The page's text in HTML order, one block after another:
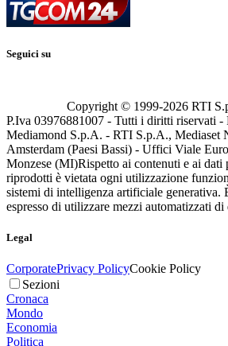
Seguici su
Copyright © 1999-2026 RTI
P.Iva 03976881007 - Tutti i diritti riservati -
Mediamond S.p.A. - RTI S.p.A., Mediaset
Amsterdam (Paesi Bassi) - Uffici Viale
Monzese (MI)Rispetto ai contenuti e ai dati
riprodotti è vietata ogni utilizzazione
sistemi di intelligenza artificiale generativa.
espresso di utilizzare mezzi automatizzati di
Legal
CorporatePrivacy PolicyCookie Policy
Sezioni
Cronaca
Mondo
Economia
Politica